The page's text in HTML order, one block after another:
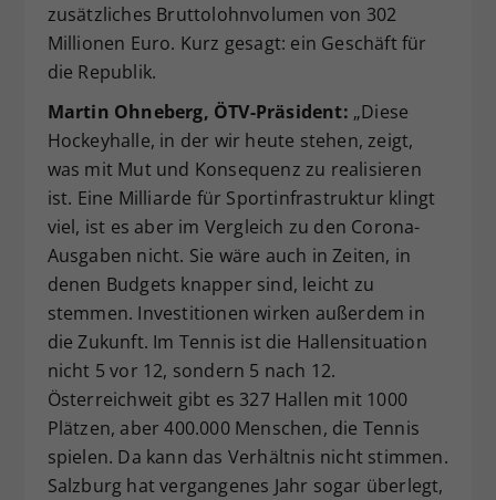
zusätzliches Bruttolohnvolumen von 302
Millionen Euro. Kurz gesagt: ein Geschäft für
die Republik.
Martin Ohneberg, ÖTV-Präsident: „Diese
Hockeyhalle, in der wir heute stehen, zeigt,
was mit Mut und Konsequenz zu realisieren
ist. Eine Milliarde für Sportinfrastruktur klingt
viel, ist es aber im Vergleich zu den Corona-
Ausgaben nicht. Sie wäre auch in Zeiten, in
denen Budgets knapper sind, leicht zu
stemmen. Investitionen wirken außerdem in
die Zukunft. Im Tennis ist die Hallensituation
nicht 5 vor 12, sondern 5 nach 12.
Österreichweit gibt es 327 Hallen mit 1000
Plätzen, aber 400.000 Menschen, die Tennis
spielen. Da kann das Verhältnis nicht stimmen.
Salzburg hat vergangenes Jahr sogar überlegt,